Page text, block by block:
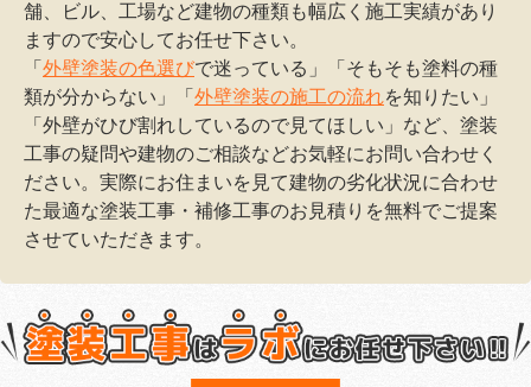
舗、ビル、工場など建物の種類も幅広く施工実績があり
ますので安心してお任せ下さい。
「 外壁塗装の色選びで迷っている」「そもそも塗料の種
類が分からない」「 外壁塗装の施工の流れを知りたい」
「外壁がひび割れしているので見てほしい」など、塗装
工事の疑問や建物のご相談などお気軽にお問い合わせく
ださい。実際にお住まいを見て建物の劣化状況に合わせ
た最適な塗装工事・補修工事のお見積りを無料でご提案
させていただきます。